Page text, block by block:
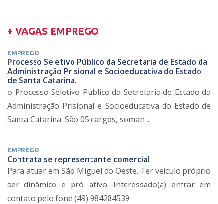
+ VAGAS EMPREGO
EMPREGO
Processo Seletivo Público da Secretaria de Estado da
Administração Prisional e Socioeducativa do Estado
de Santa Catarina.
o Processo Seletivo Público da Secretaria de Estado da
Administração Prisional e Socioeducativa do Estado de
Santa Catarina. São 05 cargos, soman ...
EMPREGO
Contrata se representante comercial
Para atuar em São Miguel do Oeste. Ter veículo próprio
ser dinâmico e pró ativo. Interessado(a) entrar em
contato pelo fone (49) 984284539